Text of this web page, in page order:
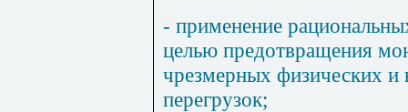
- применение
целью предотвращения
чрезмерных физических и
перегрузок;